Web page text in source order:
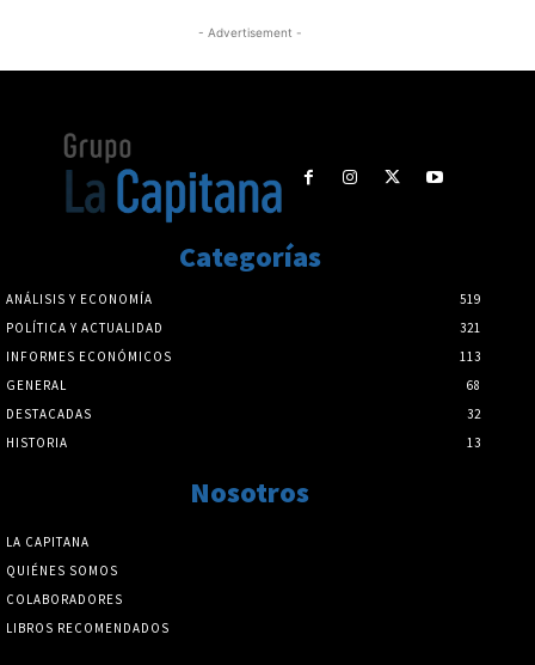
- Advertisement -
Categorías
ANÁLISIS Y ECONOMÍA
519
POLÍTICA Y ACTUALIDAD
321
INFORMES ECONÓMICOS
113
GENERAL
68
DESTACADAS
32
HISTORIA
13
Nosotros
LA CAPITANA
QUIÉNES SOMOS
COLABORADORES
LIBROS RECOMENDADOS